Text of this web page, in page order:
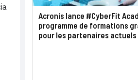
Acronis lance #CyberFit
programme de formations
pour les partenaires actuels